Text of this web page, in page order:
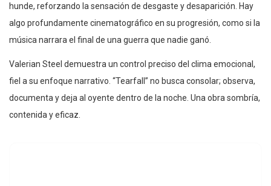
hunde, reforzando la sensación de desgaste y desaparición. Hay
algo profundamente cinematográfico en su progresión, como si la
música narrara el final de una guerra que nadie ganó.
Valerian Steel demuestra un control preciso del clima emocional,
fiel a su enfoque narrativo. “Tearfall” no busca consolar; observa,
documenta y deja al oyente dentro de la noche. Una obra sombría,
contenida y eficaz.